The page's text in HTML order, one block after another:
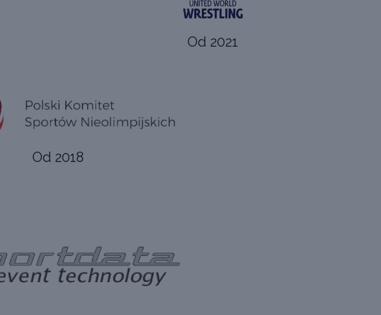
Od 2021
Od 2018